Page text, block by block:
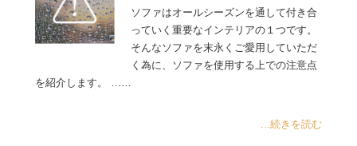
ソファはオールシーズンを通して付き合
っていく重要なインテリアの１つです。
そんなソファを末永くご愛用していただ
く為に、ソファを使用する上での注意点
を紹介します。 ……
...続きを読む